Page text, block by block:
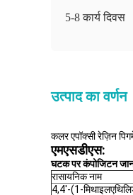
5-8 कार्य दिवस
उत्पाद का वर्णन
कलर एपॉक्सी रेज़िन
एमएसडीएस:
घटक पर कंपोजिटन
रासायनिक नाम
4,4'-(1-